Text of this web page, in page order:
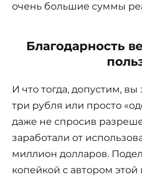
очень большие суммы
Благодарность
И что тогда, допустим,
три рубля или просто
даже не спросив
заработали от
миллион долларов.
копейкой с автором этой